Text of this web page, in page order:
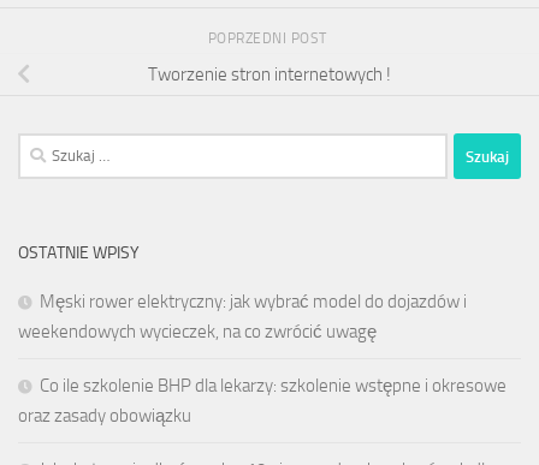
POPRZEDNI POST
Tworzenie stron internetowych !
Szukaj:
OSTATNIE WPISY
Męski rower elektryczny: jak wybrać model do dojazdów i
weekendowych wycieczek, na co zwrócić uwagę
Co ile szkolenie BHP dla lekarzy: szkolenie wstępne i okresowe
oraz zasady obowiązku